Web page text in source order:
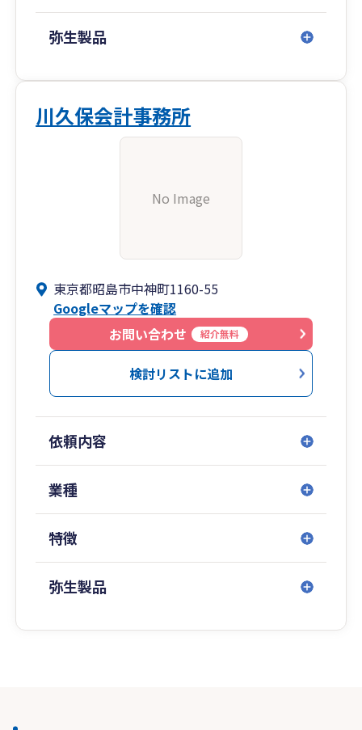
弥生製品
川久保会計事務所
No Image
東京都昭島市中神町1160-55
Googleマップを確認
お問い合わせ
紹介無料
検討リストに追加
依頼内容
業種
特徴
弥生製品